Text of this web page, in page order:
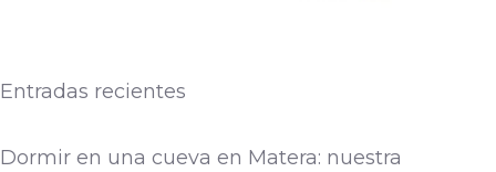
Entradas recientes
Dormir en una cueva en Matera: nuestra